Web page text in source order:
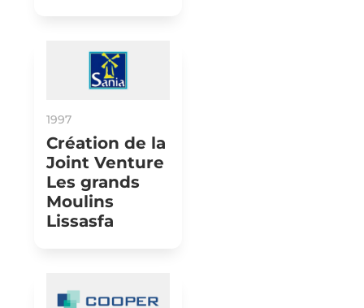
1997
Création de la
Joint Venture
Les grands
Moulins
Lissasfa